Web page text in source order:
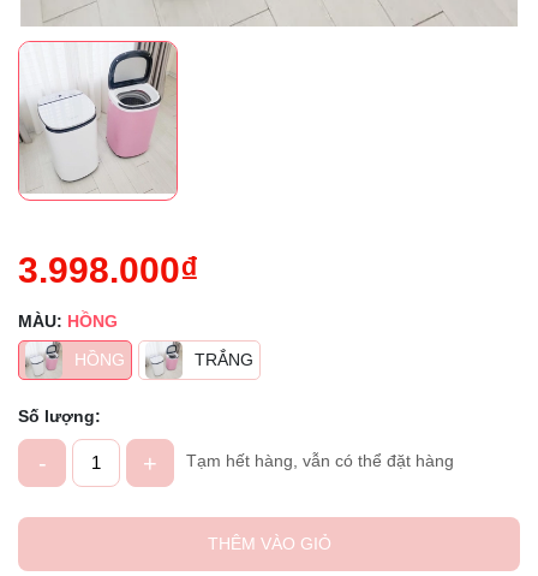
3.998.000₫
MÀU: HỒNG
HỒNG
TRẮNG
Số lượng:
- + Tạm hết hàng, vẫn có thể đặt hàng
THÊM VÀO GIỎ
Ngày hết hạn: